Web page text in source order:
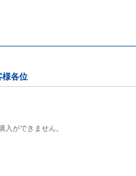
様各位
ができません。